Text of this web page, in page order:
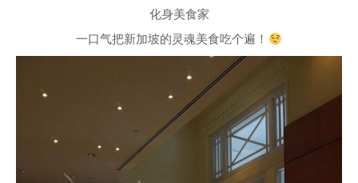
化身美食家
一口气把新加坡的灵魂美食吃个遍！